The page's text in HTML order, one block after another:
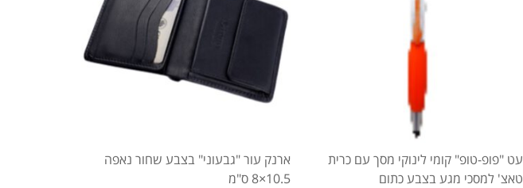
עט "פופ-טופ" קומי לינוקי מסך עם כרית
טאצ' למסכי מגע בצבע כתום
ארנק עור "גבעוני" בצבע שחור נאפה
10.5×8 ס"מ